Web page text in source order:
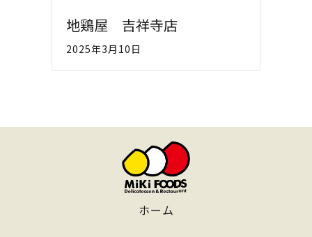
地鶏屋 吉祥寺店
2025年3月10日
ホーム